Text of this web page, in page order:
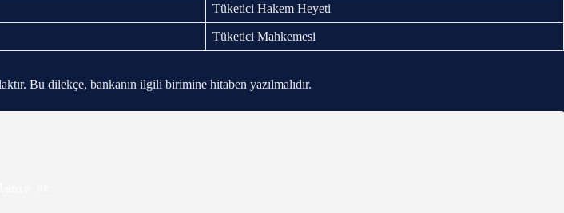
Tüketici Hakem Heyeti
Tüketici Mahkemesi
Bu dilekçe, bankanın ilgili birimine hitaben yazılmalıdır.